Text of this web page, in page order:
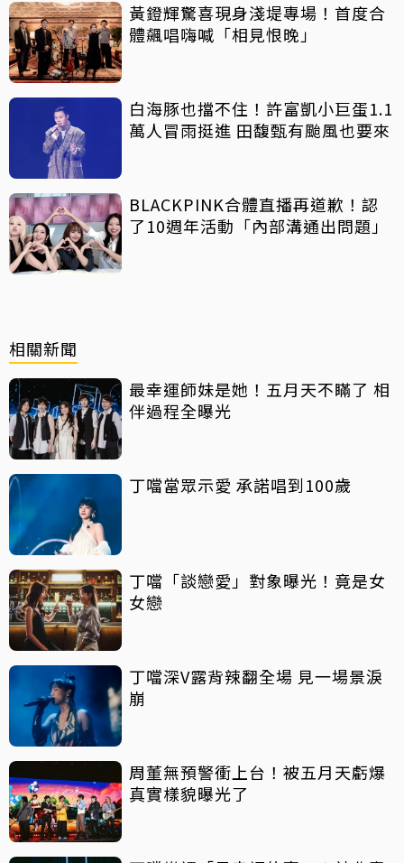
黃鐙輝驚喜現身淺堤專場！首度合
體飆唱嗨喊「相見恨晚」
白海豚也擋不住！許富凱小巨蛋1.1
萬人冒雨挺進 田馥甄有颱風也要來
BLACKPINK合體直播再道歉！認
了10週年活動「內部溝通出問題」
相關新聞
最幸運師妹是她！五月天不瞞了 相
伴過程全曝光
丁噹當眾示愛 承諾唱到100歲
丁噹「談戀愛」對象曝光！竟是女
女戀
丁噹深V露背辣翻全場 見一場景淚
崩
周董無預警衝上台！被五月天虧爆
真實樣貌曝光了